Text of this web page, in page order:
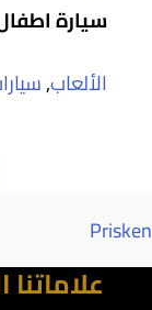
سيارة
الألعاب,
Prisken
علاماتنا